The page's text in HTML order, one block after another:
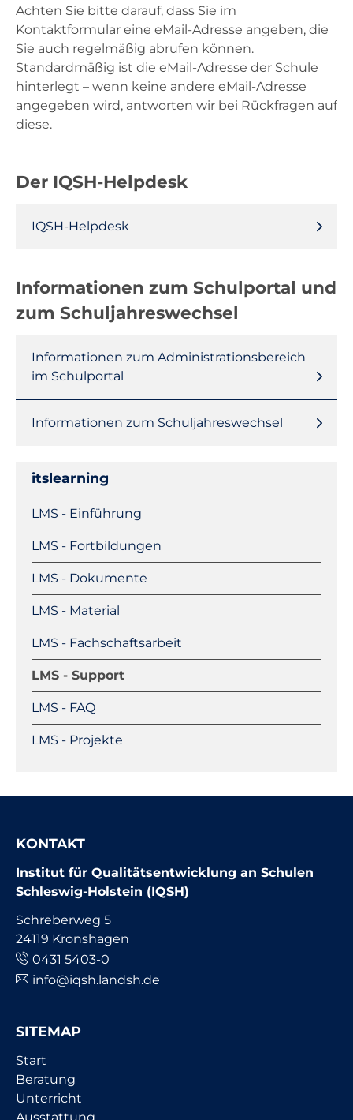
Achten Sie bitte darauf, dass Sie im
Kontaktformular eine eMail-Adresse angeben, die
Sie auch regelmäßig abrufen können.
Standardmäßig ist die eMail-Adresse der Schule
hinterlegt – wenn keine andere eMail-Adresse
angegeben wird, antworten wir bei Rückfragen auf
diese.
Der IQSH-Helpdesk
IQSH-Helpdesk
Informationen zum Schulportal und
zum Schuljahreswechsel
Informationen zum Administrationsbereich
im Schulportal
Informationen zum Schuljahreswechsel
itslearning
Navigation
LMS - Einführung
LMS - Fortbildungen
LMS - Dokumente
LMS - Material
LMS - Fachschaftsarbeit
LMS - Support
LMS - FAQ
LMS - Projekte
KONTAKT
Institut für Qualitätsentwicklung an Schulen
Schleswig-Holstein (IQSH)
Schreberweg 5
24119 Kronshagen
0431 5403-0
info@iqsh.landsh.de
SITEMAP
Navigation
überspringen
Start
Beratung
Unterricht